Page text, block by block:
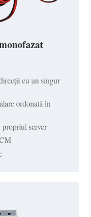
cu un singur
ordonată în
server